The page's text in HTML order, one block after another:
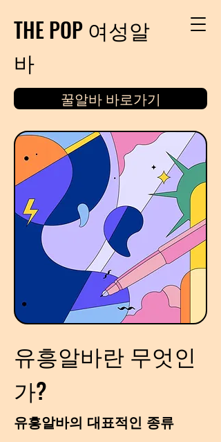
THE POP 여성알
바
꿀알바 바로가기
유흥알바란 무엇인
가?
유흥알바의 대표적인 종류